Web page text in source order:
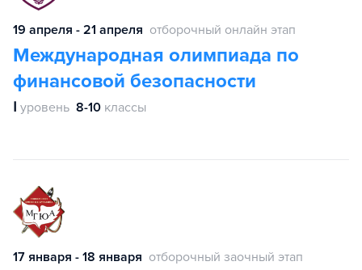
19 апреля - 21 апреля отборочный онлайн этап
Международная олимпиада по
финансовой безопасности
Ⅰ уровень 8-10 классы
17 января - 18 января отборочный заочный этап